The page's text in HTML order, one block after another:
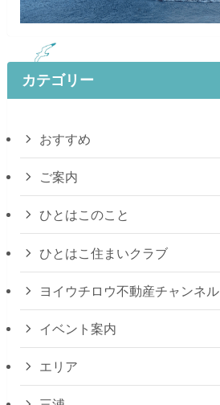
カテゴリー
おすすめ
ご案内
ひとはこのこと
ひとはこ住まいクラブ
ヨイウチロウ不動産チャンネル
イベント案内
エリア